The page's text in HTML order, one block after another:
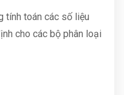
tính toán các số liệu
cho các bộ phân loại